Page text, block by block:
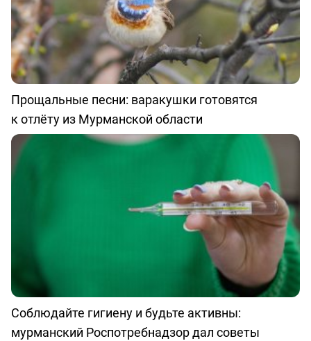
Прощальные песни: варакушки готовятся
к отлёту из Мурманской области
Соблюдайте гигиену и будьте активны:
мурманский Роспотребнадзор дал советы